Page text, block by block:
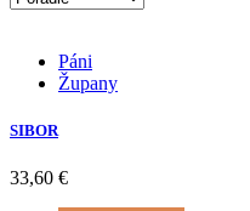
Páni
Župany
SIBOR
33,60 €